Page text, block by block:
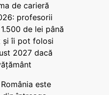
de carieră
profesorii
de lei până
și îi pot folosi
2027 dacă
este